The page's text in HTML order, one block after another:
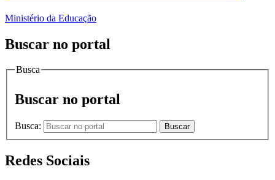
Ministério da Educação
Buscar no portal
Busca
Buscar no portal
Busca: Buscar
Redes Sociais